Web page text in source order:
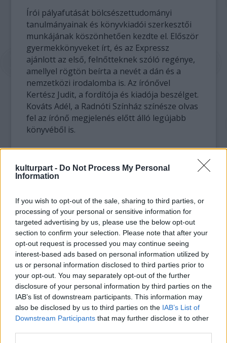
kulturpart - Do Not Process My Personal
Information
If you wish to opt-out of the sale, sharing to third parties, or
processing of your personal or sensitive information for
targeted advertising by us, please use the below opt-out
section to confirm your selection. Please note that after your
opt-out request is processed you may continue seeing
interest-based ads based on personal information utilized by
us or personal information disclosed to third parties prior to
your opt-out. You may separately opt-out of the further
disclosure of your personal information by third parties on the
IAB’s list of downstream participants. This information may
also be disclosed by us to third parties on the IAB’s List of
Downstream Participants that may further disclose it to other
Írói pályafutását bölcsészettudományi
tanulmányainak és könyvkiadói szerkesztői
munkájának köszönhetően kezdte el. Először
gyermekkönyveket írt, és az Expressz
ajánlott az első, felnőtteknek szóló regénye,
amellyel rögtön beírta a nevét a dán és a
nemzetközi irodalomba is. Az írónővel
Kertész Judit, a fordítója és kiadója beszélget.
Kováts Adél, a Radnóti Színház színésze olvas
fel az írónő megjelenés előtt álló legújabb
könyvéből is.
Karen Blixen
A dán irodalom igazi
nagyasszonyáról,
Karen Blixenről
következő fejezet
november 28-án. A
világirodalom
klasszikusává vált
dán bárónő alakját
felidéző est A
maszkodról ismerlek
fel címet kapta. Karen Blixen életét a Távol
Afrikától című filmből ismerte meg a
közönség. A Meryl Streep főszereplésével
készült Sydney Pollack-film alapjául szolgáló,